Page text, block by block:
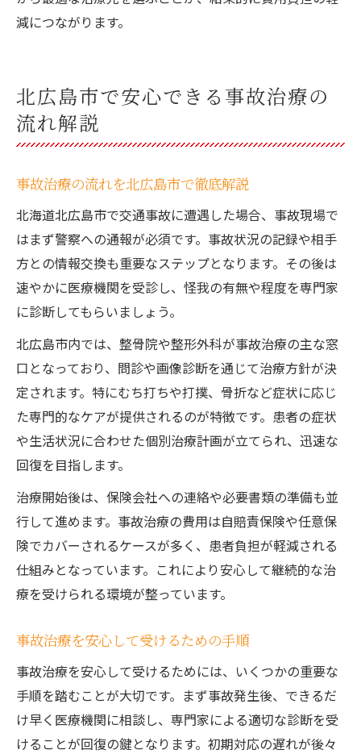
減につながります。
北広島市で安心できる事故治療の
流れ解説
事故治療の流れを北広島市で徹底解説
北海道北広島市で交通事故に遭遇した場合、事故現場で
はまず警察への通報が必須です。事故状況の記録や相手
方との情報交換も重要なステップとなります。その後は
速やかに医療機関を受診し、怪我の有無や程度を専門家
に診断してもらいましょう。
北広島市内では、整骨院や整形外科が事故治療の主な窓
口となっており、問診や画像診断を通じて治療方針が決
定されます。特にむち打ちや打撲、骨折など症状に応じ
た専門的なケアが提供されるのが特徴です。患者の症状
や生活状況に合わせた個別治療計画が立てられ、迅速な
回復を目指します。
治療開始後は、保険会社への連絡や必要書類の準備も並
行して進めます。事故治療の費用は自賠責保険や任意保
険でカバーされるケースが多く、患者負担が軽減される
仕組みとなっています。これにより安心して継続的な治
療を受けられる環境が整っています。
事故治療を安心して受けるための手順
事故治療を安心して受けるためには、いくつかの重要な
手順を踏むことが大切です。まず事故発生後、できるだ
け早く医療機関に相談し、専門家による適切な診断を受
けることが回復の鍵となります。初期対応の遅れが後々